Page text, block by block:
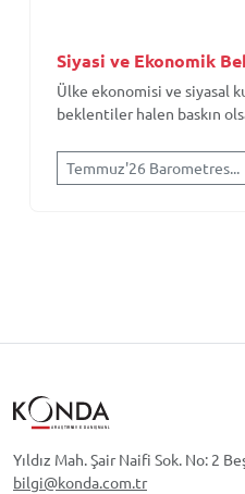
Siyasi ve Ekonomik
Ülke ekonomisi ve siyasal
beklentiler halen baskın
Temmuz'26 Barometres...
Yıldız Mah. Şair Naifi Sok. No: 2
bilgi@konda.com.tr